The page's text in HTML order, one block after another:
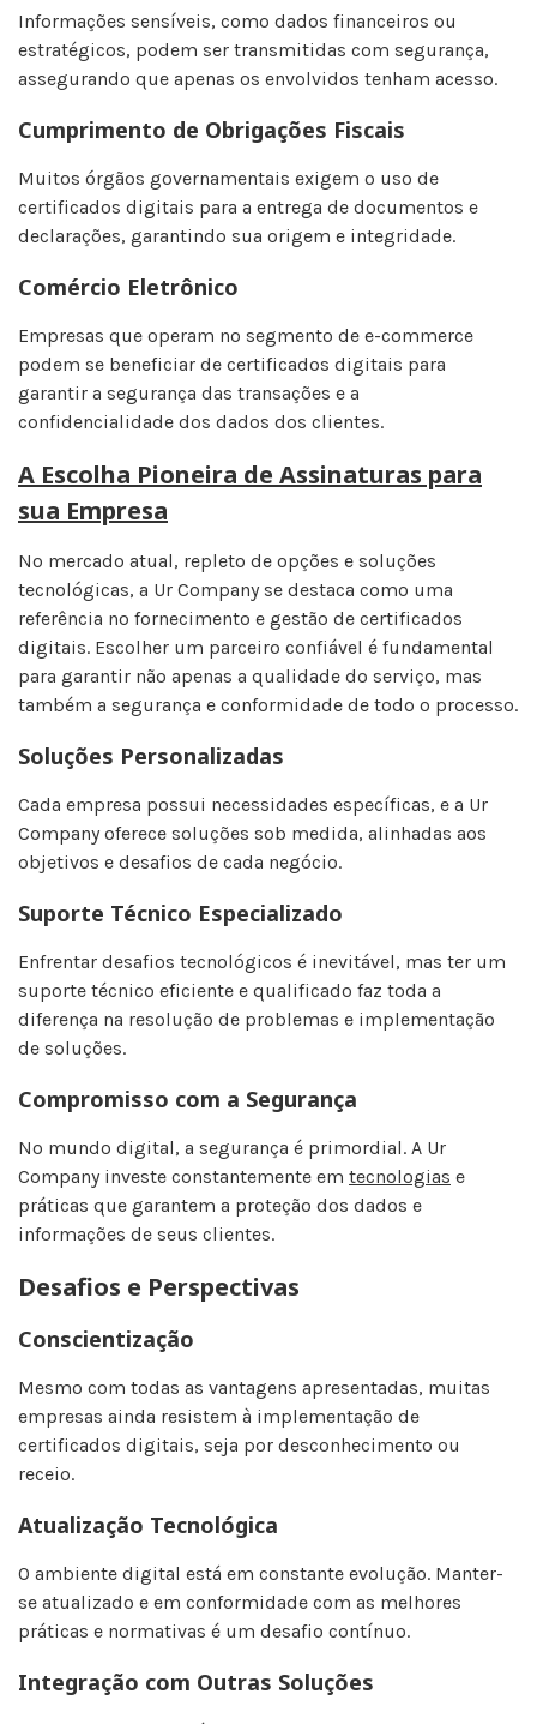
Informações sensíveis, como dados financeiros ou
estratégicos, podem ser transmitidas com segurança,
assegurando que apenas os envolvidos tenham acesso.
Cumprimento de Obrigações Fiscais
Muitos órgãos governamentais exigem o uso de
certificados digitais para a entrega de documentos e
declarações, garantindo sua origem e integridade.
Comércio Eletrônico
Empresas que operam no segmento de e-commerce
podem se beneficiar de certificados digitais para
garantir a segurança das transações e a
confidencialidade dos dados dos clientes.
A Escolha Pioneira de Assinaturas para
sua Empresa
No mercado atual, repleto de opções e soluções
tecnológicas, a Ur Company se destaca como uma
referência no fornecimento e gestão de certificados
digitais. Escolher um parceiro confiável é fundamental
para garantir não apenas a qualidade do serviço, mas
também a segurança e conformidade de todo o processo.
Soluções Personalizadas
Cada empresa possui necessidades específicas, e a Ur
Company oferece soluções sob medida, alinhadas aos
objetivos e desafios de cada negócio.
Suporte Técnico Especializado
Enfrentar desafios tecnológicos é inevitável, mas ter um
suporte técnico eficiente e qualificado faz toda a
diferença na resolução de problemas e implementação
de soluções.
Compromisso com a Segurança
No mundo digital, a segurança é primordial. A Ur
Company investe constantemente em tecnologias e
práticas que garantem a proteção dos dados e
informações de seus clientes.
Desafios e Perspectivas
Conscientização
Mesmo com todas as vantagens apresentadas, muitas
empresas ainda resistem à implementação de
certificados digitais, seja por desconhecimento ou
receio.
Atualização Tecnológica
O ambiente digital está em constante evolução. Manter-
se atualizado e em conformidade com as melhores
práticas e normativas é um desafio contínuo.
Integração com Outras Soluções